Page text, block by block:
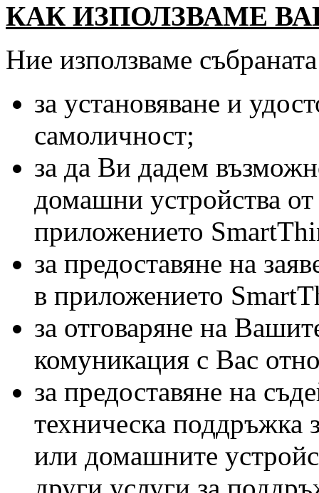
КАК ИЗПОЛЗВАМЕ
Ние използваме
за установяване и
самоличност;
за да Ви дадем
домашни устройства
приложението
за предоставяне на
в приложението
за отговаряне на
комуникация с Вас
за предоставяне на
техническа поддръжка
или домашните